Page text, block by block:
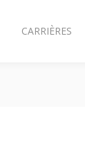
CARRIÈRES